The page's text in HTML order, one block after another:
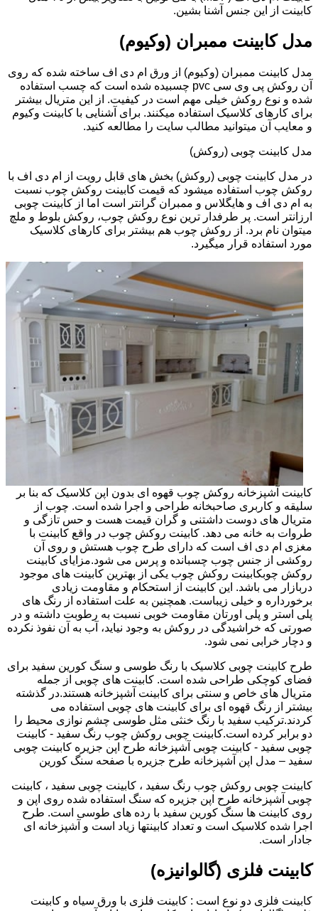
کابینت از این جنس آشنا بشین.
مدل کابینت ممبران (وکیوم)
مدل کابینت ممبران (وکیوم) از ورق ام دی اف ساخته شده که روی
آن روکش پی وی سی pvc چسبیده شده است که چسب استفاده
شده و نوع روکش خیلی مهم است در کیفیت. از این متریال بیشتر
برای کارهای کلاسیک استفاده میکنند. برای آشنایی با کابینت وکیوم
و معایب آن میتوانید مطالب سایت را مطالعه کنید.
مدل کابینت چوبی (روکش)
در مدل کابینت چوبی (روکش) بخش های قابل رویت از ام دی اف با
روکش چوب استفاده میشود که قیمت کابینت روکش چوب نسبت
به ام دی اف و هایگلاس و ممبران گرانتر است اما از کابینت چوبی
ارزانتر است. پر طرفدار ترین نوع روکش چوب، روکش بلوط و ملچ
میتوان نام برد. از روکش چوب هم بیشتر برای کارهای کلاسیک
مورد استفاده قرار میگیرد.
کابینت آشپزخانه روکش چوب قهوه ای بدون اپن کلاسیک که بنا بر
سلیقه و کاربری صاحبخانه طراحی و اجرا شده است. چوب از
متریال های دوست داشتنی و گران قیمت هست و حس تازگی و
طروات به خانه می دهد. کابینت روکش چوب در واقع کابینت با
مغزی ام دی اف است که دارای طرح چوب هستش و روی آن
روکشی از جنس چوب چسبانده و پرس می شود.مزایای کابینت
روکش چوبکابینت روکش چوب یکی از بهترین کابینت های موجود
دربازار می باشد. این کابینت از استحکام و مقاومت زیادی
برخورداره و خیلی زیباست. همچنین به علت استفاده از رنگ های
پلی استر و پلی اورتان مقاومت خوبی نسبت به رطوبت داشته و در
صورتی که خراشیدگی در روکش به وجود نیاید، آب به آن نفوذ نکرده
و دچار خرابی نمی شود.
طرح کابینت چوبی کلاسیک با رنگ طوسی و سنگ کورین سفید برای
فضای کوچکی طراحی شده است. کابینت های چوبی از جمله
متریال های خاص و سنتی برای کابینت آشپزخانه هستند.در گذشته
بیشتر از رنگ قهوه ای برای کابینت های چوبی استفاده می
کردند.ترکیب سفید با رنگ خنثی مثل طوسی چشم نوازی محیط را
دو برابر کرده است.کابینت چوبی روکش چوب رنگ سفید - کابینت
چوبی سفید - کابینت چوبی آشپزخانه طرح اپن جزیره کابینت چوبی
سفید – مدل اپن آشپزخانه طرح جزیره با صفحه سنگ کورین
کابینت چوبی روکش چوب رنگ سفید ، کابینت چوبی سفید ، کابینت
چوبی آشپزخانه طرح اپن جزیره که سنگ استفاده شده روی اپن و
روی کابینت ها سنگ کورین سفید با رده های طوسی است. طرح
اجرا شده کلاسیک است و تعداد کابینتها زیاد است و آشپزخانه ای
جادار است.
کابینت فلزی (گالوانیزه)
کابینت فلزی دو نوع است : کابینت فلزی با ورق سیاه و کابینت